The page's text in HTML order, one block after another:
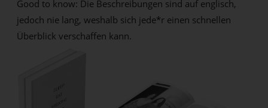
Good to know: Die Beschreibungen sind auf englisch,
jedoch nie lang, weshalb sich jede*r einen schnellen
Überblick verschaffen kann.